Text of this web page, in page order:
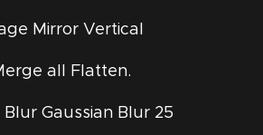
Mirror Vertical
all Flatten.
Gaussian Blur 25